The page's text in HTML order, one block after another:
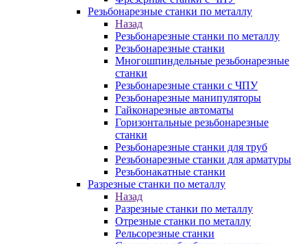
Резьбонарезные станки по металлу
Назад
Резьбонарезные станки по металлу
Резьбонарезные станки
Многошпиндельные резьбонарезные
станки
Резьбонарезные станки с ЧПУ
Резьбонарезные манипуляторы
Гайконарезные автоматы
Горизонтальные резьбонарезные
станки
Резьбонарезные станки для труб
Резьбонарезные станки для арматуры
Резьбонакатные станки
Разрезные станки по металлу
Назад
Разрезные станки по металлу
Отрезные станки по металлу
Рельсорезные станки